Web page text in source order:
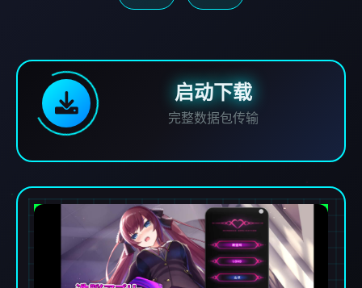
启动下载
完整数据包传输